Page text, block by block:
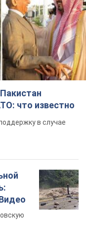
что известно
в случае